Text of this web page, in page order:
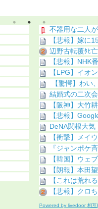
不器用な二人
【悲報】嫁に
辺野古転覆ﾀﾋ
【悲報】NHK
【LPG】イオ
【驚愕】わい
結婚式の二次
【阪神】大竹
【悲報】
DeNA関根大
【衝撃】メイ
『ジャンポケ
【韓国】ウェ
【朗報】本田
【これは荒れ
【悲報】クロ
Powered by livedoor 相互